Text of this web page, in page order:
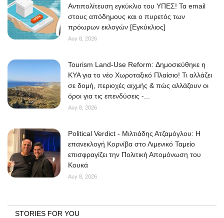
Αντιπολίτευση εγκύκλιο του ΥΠΕΣ! Τα email
στους απόδημους και ο πυρετός των
πρόωρων εκλογών [Εγκύκλιος]
Αυγ 8, 2026
Tourism Land-Use Reform: Δημοσιεύθηκε η
ΚΥΑ για το νέο Χωροταξικό Πλαίσιο! Τι αλλάζει
σε δομή, περιοχές αιχμής & πώς αλλάζουν οι
όροι για τις επενδύσεις -...
Αυγ 8, 2026
Political Verdict - Μιλτιάδης Ατζαμόγλου: Η
επανεκλογή Κορνίβα στο Λιμενικό Ταμείο
επισφραγίζει την Πολιτική Απομόνωση του
Κουκά
Αυγ 8, 2026
STORIES FOR YOU